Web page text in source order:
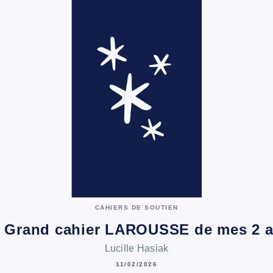
CAHIERS DE SOUTIEN
Grand cahier LAROUSSE de mes 2
Lucille Hasiak
11/02/2026